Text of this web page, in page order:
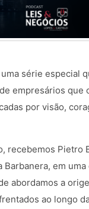
série especial
empresários que
por visão,
recebemos Pietro
Barbanera, em
abordamos a
ao longo